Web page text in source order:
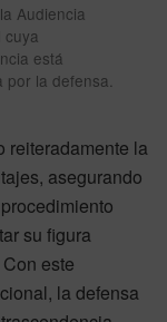
Audiencia
cuya
está
por la defensa.
reiteradamente la
asegurando
su figura
este
la defensa